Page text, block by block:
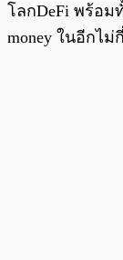
โลกDeFi พร้อม
money ในอีกไ